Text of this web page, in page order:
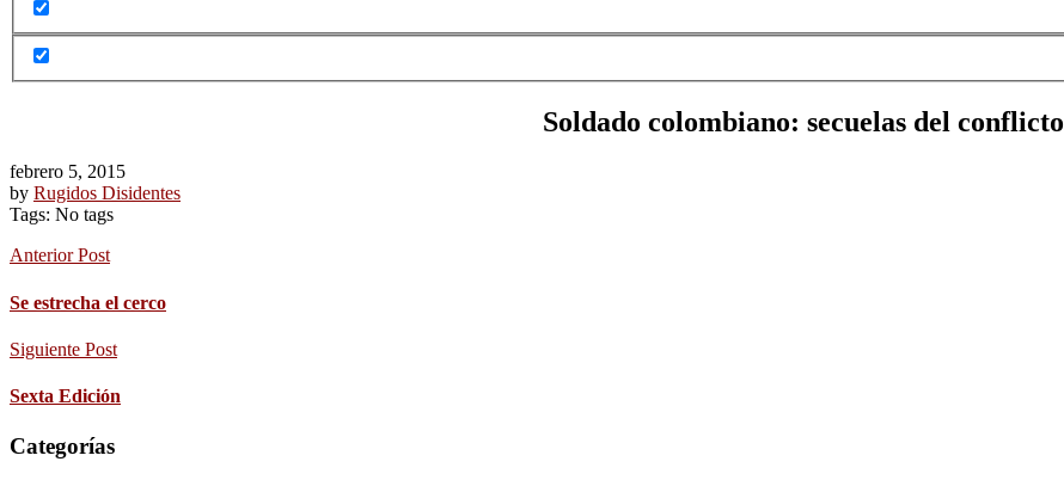
Soldado colombiano: secuelas del conflicto
febrero 5, 2015
by Rugidos Disidentes
Tags: No tags
Anterior Post
Se estrecha el cerco
Siguiente Post
Sexta Edición
Categorías